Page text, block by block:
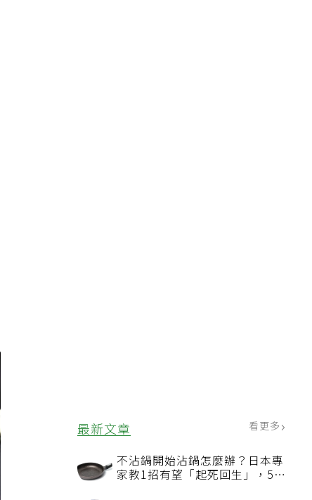
最新文章 看更多
不沾鍋開始沾鍋怎麼辦？日本專
家教1招有望「起死回生」，5情